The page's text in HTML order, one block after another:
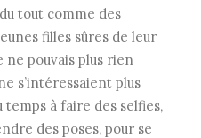
tout comme des
filles sûres de leur
ne pouvais plus rien
s’intéressaient plus
temps à faire des selfies,
des poses, pour se